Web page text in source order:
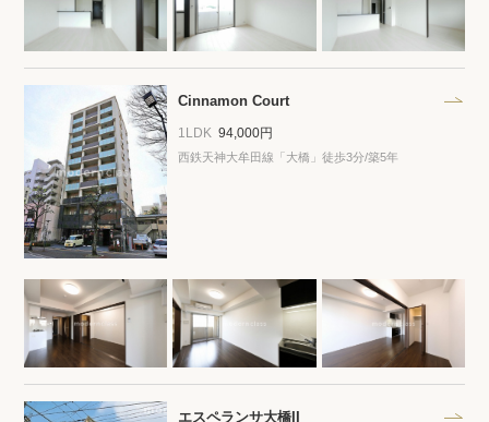
Cinnamon Court
1LDK 94,000円
西鉄天神大牟田線「大橋」徒歩3分/築5年
エスペランサ大橋II